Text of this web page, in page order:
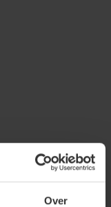
Over